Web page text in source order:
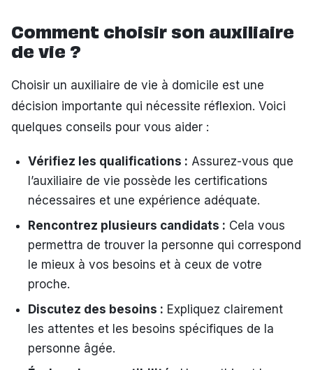
Comment choisir son auxiliaire
de vie ?
Choisir un auxiliaire de vie à domicile est une
décision importante qui nécessite réflexion. Voici
quelques conseils pour vous aider :
Vérifiez les qualifications : Assurez-vous que
l’auxiliaire de vie possède les certifications
nécessaires et une expérience adéquate.
Rencontrez plusieurs candidats : Cela vous
permettra de trouver la personne qui correspond
le mieux à vos besoins et à ceux de votre
proche.
Discutez des besoins : Expliquez clairement
les attentes et les besoins spécifiques de la
personne âgée.